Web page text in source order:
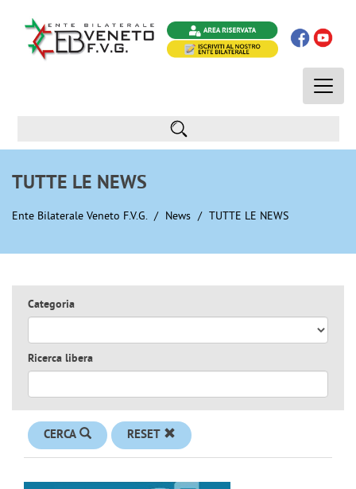
Toggle
TUTTE LE NEWS
Ente Bilaterale Veneto F.V.G. News TUTTE LE NEWS
Categoria
Ricerca libera
CERCA RESET